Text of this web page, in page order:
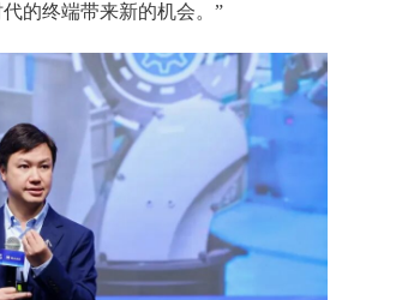
的终端带来新的机会。”